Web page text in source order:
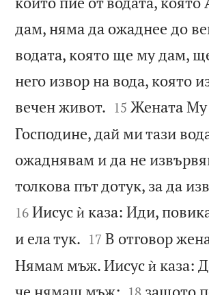
дам, няма да ожаднее до
водата, която ще му дам,
него извор на вода, която
вечен живот. 

15 Жената Му
Господине, дай ми тази
ожаднявам и да не
толкова път дотук, за да
16 Иисус ѝ каза: Иди,
и ела тук. 

17 В отговор
Нямам мъж. Иисус ѝ каза:
че нямаш мъж; 
 защото